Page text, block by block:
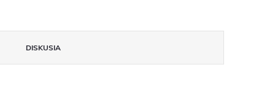
DISKUSIA